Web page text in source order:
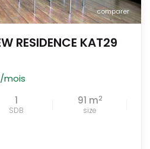
comparer
RESIDENCE KAT29
/mois
1
SDB
91 m2
size